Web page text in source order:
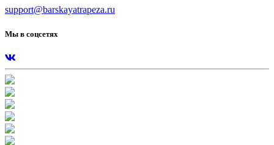
support@barskayatrapeza.ru
Мы в соцсетях